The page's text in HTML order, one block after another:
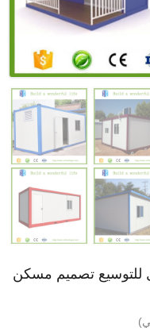
للتوسيع تصميم مسكن